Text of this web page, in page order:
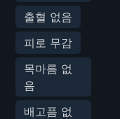
출혈 없음
피로 무감
목마름 없
음
배고픔 없